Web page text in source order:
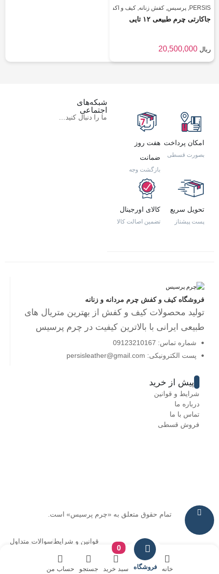
PERSIS
,پرسیس,کفش زنانه,کیف و اکسسوری
جاکارتی چرم طبیعی ۱۲ تایی
20,500,000 ریال
امکان پرداخت
بصورت قسطی
هفت روز
ضمانت
بازگشت وجه
تحویل سریع
پست پیشتاز
کالای اورجینال
تضمین اصالت کالا
شبکه‌های
اجتماعی
ما را دنبال کنید…
فروشگاه کیف و کفش چرم مردانه و زنانه
تولید محصولات کیف و کفش از بهترین متریال های
طبیعی ایرانی با بالاترین کیفیت در چرم پرسیس
شماره تماس: 09123210167
پست الکترونیکی: persisleather@gmail.com
پیش از خرید
شرایط و قوانین
درباره ما
تماس با ما
فروش قسطی
تمام حقوق متعلق به «چرم پرسیس» است.
قوانین و شرایطسوالات متداول
خانه فروشگاه
0
سبد خرید جستجو حساب من